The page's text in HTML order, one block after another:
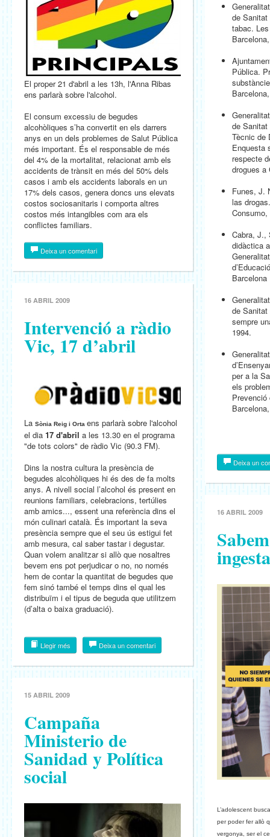
El proper 21 d'abril a les 13h, l'Anna Ribas
ens parlarà sobre l'alcohol.
El consum excessiu de begudes
alcohòliques s’ha convertit en els darrers
anys en un dels problemes de Salut Pública
més important. És el responsable de més
del 4% de la mortalitat, relacionat amb els
accidents de trànsit en més del 50% dels
casos i amb els accidents laborals en un
17% dels casos, genera doncs uns elevats
costos sociosanitaris i comporta altres
costos més intangibles com ara els
conflictes familiars.
Deixa un comentari
16 ABRIL 2009
Intervenció a ràdio
Vic, 17 d’abril
La Sònia Reig i Orta ens parlarà sobre l'alcohol
el dia 17 d'abril a les 13.30 en el programa
"de tots colors" de ràdio Vic (90.3 FM).
Dins la nostra cultura la presència de
begudes alcohòliques hi és des de fa molts
anys. A nivell social l’alcohol és present en
reunions familiars, celebracions, tertúlies
amb amics..., essent una referència dins el
món culinari català. És important la seva
presència sempre que el seu ús estigui fet
amb mesura, cal saber tastar i degustar.
Quan volem analitzar si allò que nosaltres
bevem ens pot perjudicar o no, no només
hem de contar la quantitat de begudes que
fem sinó també el temps dins el qual les
distribuïm i el tipus de beguda que utilitzem
(d’alta o baixa graduació).
Llegir més Deixa un comentari
15 ABRIL 2009
Campaña
Ministerio de
Sanidad y Política
social
de
tabac.
Pública.
de
Tècnic de
Enquesta
respecte
drogues a
Funes, J.
las
Cabra, J.,
didàctica
Barcelona
de Sanitat
sempre
1994.
per a la
els
Prevenció
Deixa un
16 ABRIL 2009
L’adolescent
per poder fer allò
vergonya, ser el